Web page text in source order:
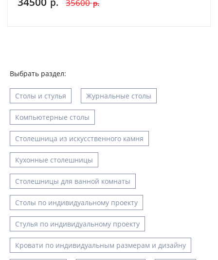
35600 р.
Выбрать раздел:
Cтолы и стулья Журнальные столы
Компьютерные столы
Столешница из искусственного камня
Кухонные столешницы
Столешницы для ванной комнаты
Столы по индивидуальному проекту
Стулья по индивидуальному проекту
Кровати по индивидуальным размерам и дизайну